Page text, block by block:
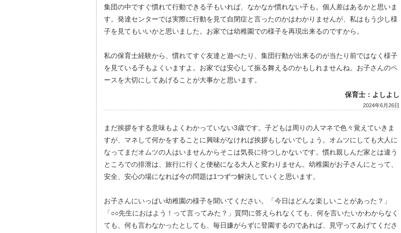
集団の中ですぐ慣れて行動できる子もいれば、なかなか慣れない子も。個人差はあるかと思いま
す。発達センターでは実際に行動を見て自閉症と言ったのかはわかりませんが、私はもう少し様
子を見てもいいかと思いました。お家では幼稚園での様子を再現出来るのですから。
私の保育士経験から、慣れてすぐ友達と遊べたり、集団行動が出来るのが当たり前ではなく様子
を見ている子もよくいますよ。お家では安心して振る舞えるのかもしれませんね。お子さんのペ
ースを大切にしてあげることが大事かと思います。
保育士：よしよし
2024年6月26日
まだ挨拶をする意味もよくわかっていない3歳です。子どもは周りの人マネで色々覚えていきま
すが、マネして何かをすることに興味がなければ挨拶もしないでしょう。オムツにしても大人に
なってまだオムツの人はいませんからそこは気長に待つしかないです。慣れ親しんだ家とは違う
ところでの排泄は、旅行に行くと便秘になる大人と変わりません。幼稚園がお子さんにとって、
安全、安心の場になれば今の問題は1つずつ解決していくと思います。
お子さんにいっぱい幼稚園の様子を聞いてください。「今日はどんな楽しいことがあった？」
「○○先生におはよう！って言ってみた？」質問に答えられなくても、何を言いたいかわからなく
ても、何も言わなかったとしても、毎日嫌がらずに登園するのであれば、見守ってあげてくださ